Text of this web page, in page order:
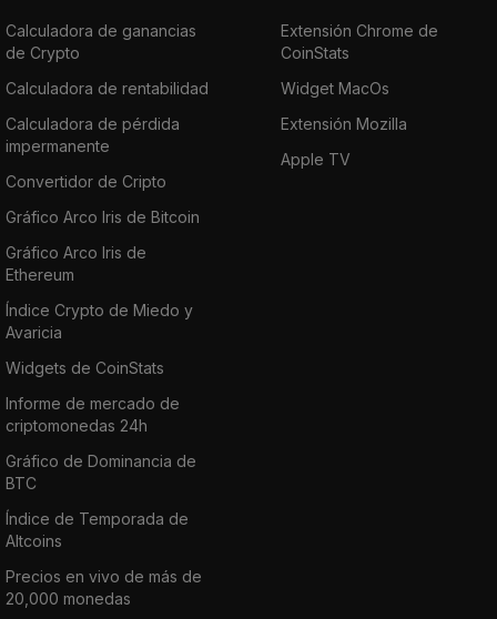
Calculadora de ganancias
de Crypto
Calculadora de rentabilidad
Calculadora de pérdida
impermanente
Convertidor de Cripto
Gráfico Arco Iris de Bitcoin
Gráfico Arco Iris de
Ethereum
Índice Crypto de Miedo y
Avaricia
Widgets de CoinStats
Informe de mercado de
criptomonedas 24h
Gráfico de Dominancia de
BTC
Índice de Temporada de
Altcoins
Precios en vivo de más de
20,000 monedas
Extensión Chrome de
CoinStats
Widget MacOs
Extensión Mozilla
Apple TV